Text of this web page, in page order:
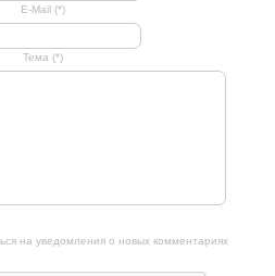
E-Mail (*)
Тема (*)
на уведомления о новых комментариях